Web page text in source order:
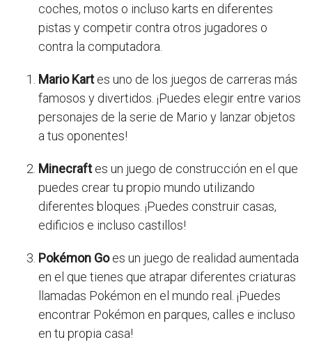
coches, motos o incluso karts en diferentes
pistas y competir contra otros jugadores o
contra la computadora.
Mario Kartes uno de los juegos de carreras más
famosos y divertidos. ¡Puedes elegir entre varios
personajes de la serie de Mario y lanzar objetos
a tus oponentes!
Minecraftes un juego de construcción en el que
puedes crear tu propio mundo utilizando
diferentes bloques. ¡Puedes construir casas,
edificios e incluso castillos!
Pokémon Goes un juego de realidad aumentada
en el que tienes que atrapar diferentes criaturas
llamadas Pokémon en el mundo real. ¡Puedes
encontrar Pokémon en parques, calles e incluso
en tu propia casa!